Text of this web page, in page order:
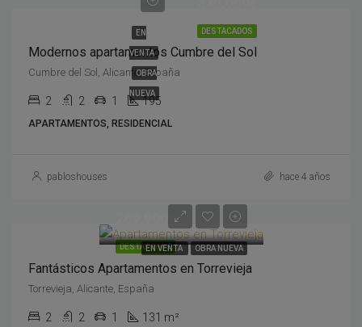
DESTACADOS
EN
VENTA
OBRA
NUEVA
Modernos apartamentos Cumbre del Sol
Cumbre del Sol, Alicante, España
2 2 1 195
APARTAMENTOS, RESIDENCIAL
pabloshouses hace 4 años
DESTACADOS
EN VENTA OBRA NUEVA
269,900€
Fantásticos Apartamentos en Torrevieja
Torrevieja, Alicante, España
2 2 1 131 m²